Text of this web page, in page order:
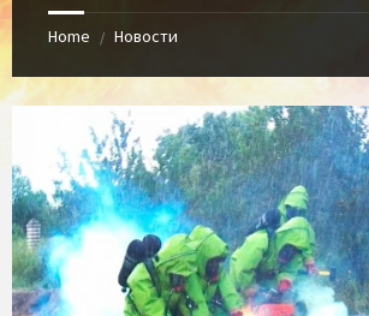
Home / Новости